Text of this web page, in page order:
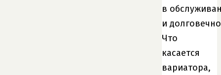
в
и
Что
касается
вариатора,